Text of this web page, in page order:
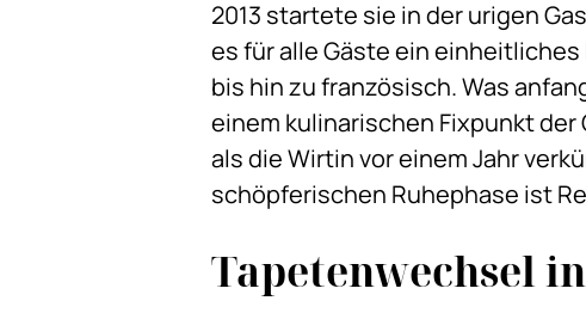
2013 startete sie in der urigen
es für alle Gäste ein
bis hin zu französisch. Was
einem kulinarischen Fixpunkt
als die Wirtin vor einem Jahr
schöpferischen Ruhephase ist
Tapetenwechsel